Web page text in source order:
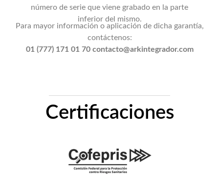
número de serie que viene grabado en la parte
inferior del mismo.
Para mayor información o aplicación de dicha garantía,
contáctenos:
01 (777) 171 01 70 contacto@arkintegrador.com
Certificaciones